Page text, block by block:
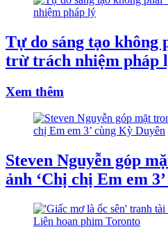
Tự do sáng tạo không
trừ trách nhiệm pháp
Xem thêm
Steven Nguyễn góp
ảnh ‘Chị chị Em em